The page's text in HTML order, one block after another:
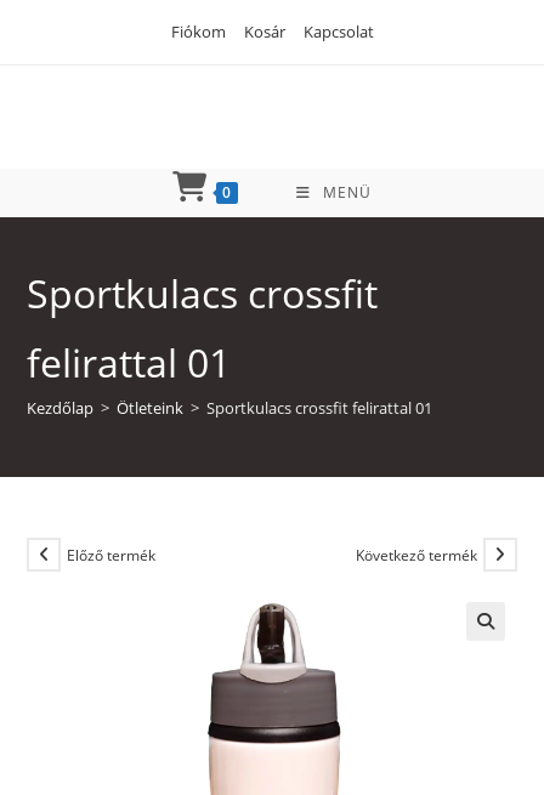
Fiókom Kosár Kapcsolat
0 MENÜ
Sportkulacs crossfit
felirattal 01
Kezdőlap > Ötleteink > Sportkulacs crossfit felirattal 01
Előző termék Következő termék